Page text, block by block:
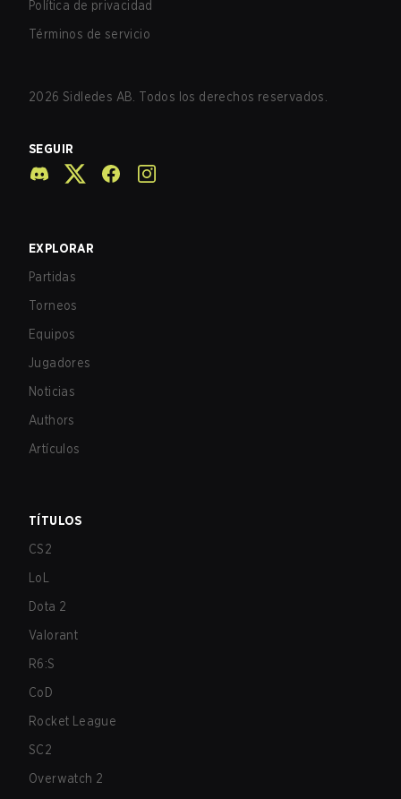
Política de privacidad
Términos de servicio
2026 Sidledes AB. Todos los derechos reservados.
SEGUIR
EXPLORAR
Partidas
Torneos
Equipos
Jugadores
Noticias
Authors
Artículos
TÍTULOS
CS2
LoL
Dota 2
Valorant
R6:S
CoD
Rocket League
SC2
Overwatch 2